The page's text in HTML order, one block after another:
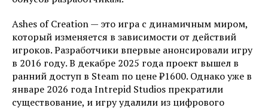
Ashes of Creation — это игра с динамичным миром,
который изменяется в зависимости от действий
игроков. Разработчики впервые анонсировали игру
в 2016 году. В декабре 2025 года проект вышел в
ранний доступ в Steam по цене ₽1600. Однако уже в
январе 2026 года Intrepid Studios прекратили
существование, и игру удалили из цифрового